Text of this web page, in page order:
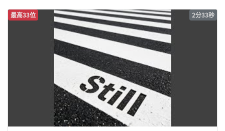
最高33位 2分33秒